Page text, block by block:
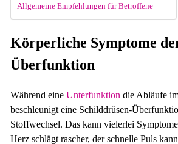
Allgemeine Empfehlungen für Betroffene
Körperliche Symptome
Überfunktion
Während eine Unterfunktion die Abläufe
beschleunigt eine Schilddrüsen-
Stoffwechsel. Das kann vielerlei
Herz schlägt rascher, der schnelle Puls